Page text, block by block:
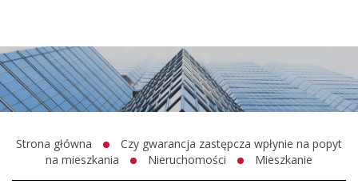
Strona główna
Czy gwarancja zastępcza wpłynie na popyt
na mieszkania
Nieruchomości Mieszkanie